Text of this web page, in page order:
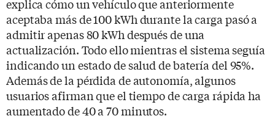
explica cómo un vehículo que anteriormente
aceptaba más de 100 kWh durante la carga pasó a
admitir apenas 80 kWh después de una
actualización. Todo ello mientras el sistema seguía
indicando un estado de salud de batería del 95%.
Además de la pérdida de autonomía, algunos
usuarios afirman que el tiempo de carga rápida ha
aumentado de 40 a 70 minutos.